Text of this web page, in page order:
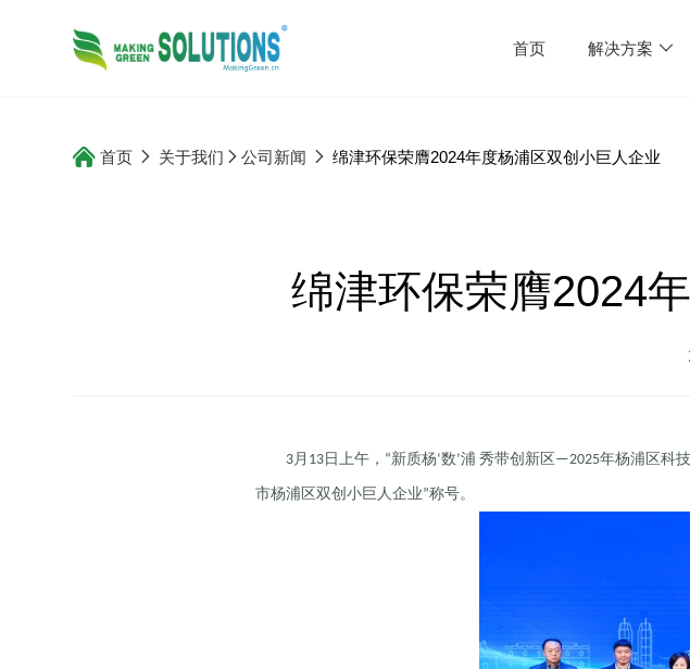
首页 解决方案
首页 关于我们 公司新闻 绵津环保荣膺2024年度杨浦区双创小巨人企业
绵津环保荣膺2024
3 月 13日上午， “新质杨‘数’浦 秀带创新区—2025年杨浦区科
市杨浦区双创小巨人企业”称号。